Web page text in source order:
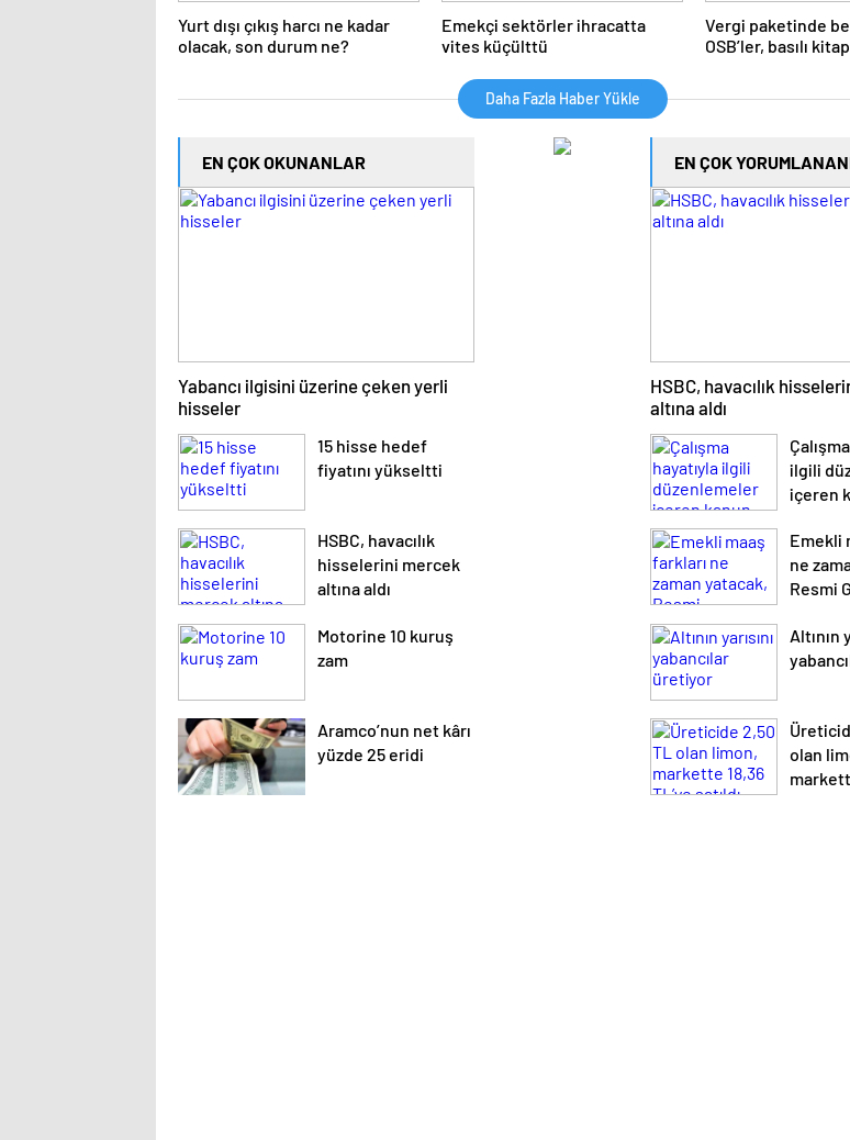
Yurt dışı çıkış harcı ne kadar
olacak, son durum ne?
Emekçi sektörler ihracatta
vites küçülttü
Vergi paketinde
OSB’ler, basılı
Daha Fazla Haber Yükle
EN ÇOK OKUNANLAR
Yabancı ilgisini üzerine çeken yerli
hisseler
15 hisse hedef
fiyatını yükseltti
HSBC, havacılık
hisselerini mercek
altına aldı
Motorine 10 kuruş
zam
Aramco’nun net kârı
yüzde 25 eridi
EN ÇOK
HSBC, havacılık
altına aldı
ilgili
içeren
Emekli
ne
Resmi
Altının
olan